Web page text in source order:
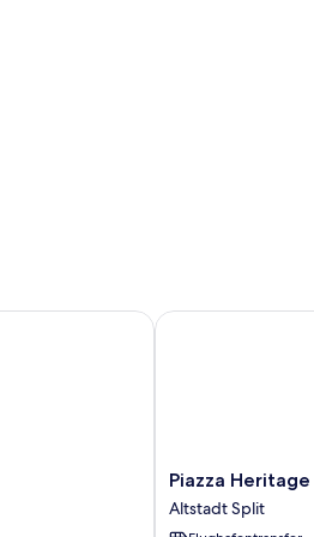
Piazza
Heritage
Hotel
Piazza
Altstadt Split
Piazza Heritage